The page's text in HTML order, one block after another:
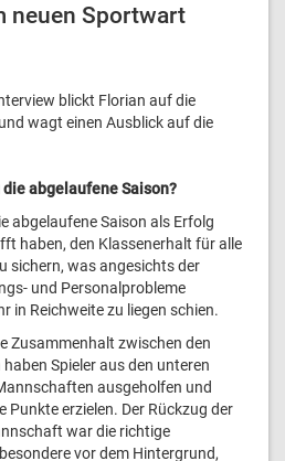
neuen Sportwart
blickt Florian auf die
wagt einen Ausblick auf die
abgelaufene Saison?
abgelaufene Saison als Erfolg
haben, den Klassenerhalt für alle
sichern, was angesichts der
und Personalprobleme
in Reichweite zu liegen schien.
Zusammenhalt zwischen den
Spieler aus den unteren
ausgeholfen und
erzielen. Der Rückzug der
war die richtige
vor dem Hintergrund,